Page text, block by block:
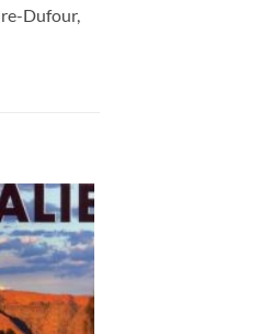
Dufour,